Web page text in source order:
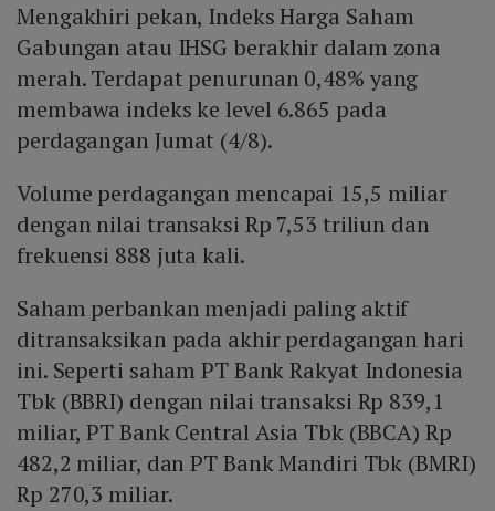
Mengakhiri pekan, Indeks Harga Saham
Gabungan atau IHSG berakhir dalam zona
merah. Terdapat penurunan 0,48% yang
membawa indeks ke level 6.865 pada
perdagangan Jumat (4/8).
Volume perdagangan mencapai 15,5 miliar
dengan nilai transaksi Rp 7,53 triliun dan
frekuensi 888 juta kali.
Saham perbankan menjadi paling aktif
ditransaksikan pada akhir perdagangan hari
ini. Seperti saham PT Bank Rakyat Indonesia
Tbk (BBRI) dengan nilai transaksi Rp 839,1
miliar, PT Bank Central Asia Tbk (BBCA) Rp
482,2 miliar, dan PT Bank Mandiri Tbk (BMRI)
Rp 270,3 miliar.